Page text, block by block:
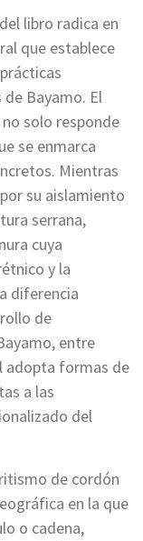
libro radica en
que establece
Bayamo. El
solo responde
se enmarca
Mientras
su aislamiento
serrana,
cuya
y la
diferencia
de
entre
adopta formas de
a las
del
de cordón
en la que
o cadena,